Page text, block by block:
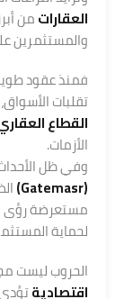
العقاراتمن
والمستثمرين
فمنذ عقود
تقلبات
القطاع
الأزمات.
وفي ظل
(
Gatemasr
)
مستعرضة رؤى
لحماية
الحروب ليست
اقتصادية